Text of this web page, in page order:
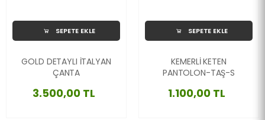
SEPETE EKLE
GOLD DETAYLI İTALYAN
ÇANTA
3.500,00 TL
SEPETE EKLE
KEMERLİ KETEN
PANTOLON-TAŞ-S
1.100,00 TL